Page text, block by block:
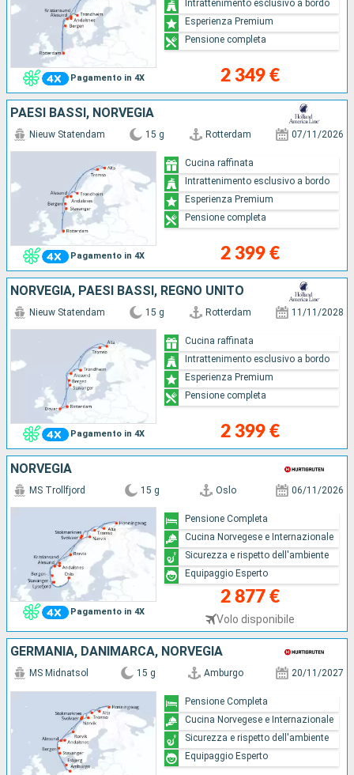
Pagamento in 4X 2 349 €
Intrattenimento esclusivo a bordo
Esperienza Premium
Pensione completa
PAESI BASSI, NORVEGIA
Pagamento in 4X
Nieuw Statendam 15 g Rotterdam 07/11/2026
2 399 €
Cucina raffinata
Intrattenimento esclusivo a bordo
Esperienza Premium
Pensione completa
NORVEGIA, PAESI BASSI, REGNO UNITO
Pagamento in 4X
Nieuw Statendam 15 g Rotterdam 11/11/2028
2 399 €
Cucina raffinata
Intrattenimento esclusivo a bordo
Esperienza Premium
Pensione completa
NORVEGIA
Pagamento in 4X
MS Trollfjord 15 g Oslo 06/11/2026
2 877 €
Volo disponibile
Pensione Completa
Cucina Norvegese e Internazionale
Sicurezza e rispetto dell'ambiente
Equipaggio Esperto
GERMANIA, DANIMARCA, NORVEGIA
MS Midnatsol 15 g Amburgo 20/11/2027
Pensione Completa
Cucina Norvegese e Internazionale
Sicurezza e rispetto dell'ambiente
Equipaggio Esperto